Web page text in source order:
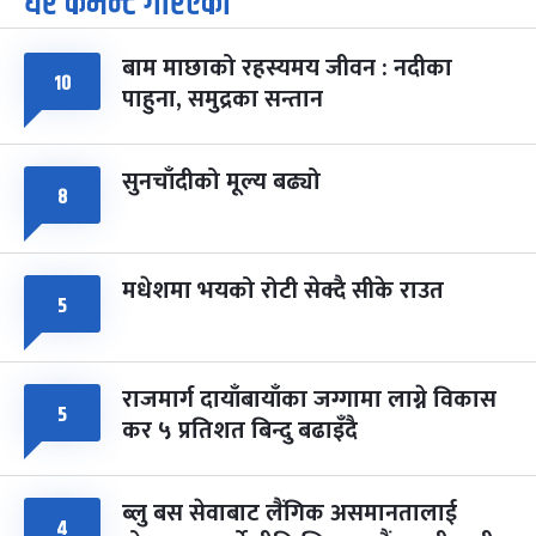
आइत चैत्र ७, २०८३-Mar 21, 2027
८ फागुपूर्णिमा
चैत्र ८, २०८३-Mar 22, 2027
७ महिना बाँकी
१० बाम माछाको रहस्यमय जीवन : नदीका
पाहुना, समुद्रका सन्तान
८ सुनचाँदीको मूल्य बढ्यो
५ मधेशमा भयको रोटी सेक्दै सीके राउत
५ राजमार्ग दायाँबायाँका जग्गामा लाग्ने विकास
कर ५ प्रतिशत बिन्दु बढाइँदै
४ ब्लु बस सेवाबाट लैंगिक असमानतालाई